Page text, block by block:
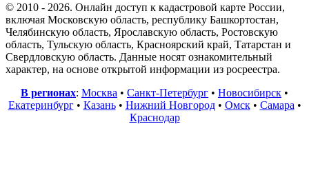
© 2010 - 2026. Онлайн доступ к кадастровой карте России,
включая Московскую область, республику Башкортостан,
Челябинскую область, Ярославскую область, Ростовскую
область, Тульскую область, Красноярский край, Татарстан и
Свердловскую область. Данные носят ознакомительный
характер, на основе открытой информации из росреестра.
В регионах: Москва • Санкт-Петербург • Новосибирск •
Екатеринбург• Казань• Нижний Новгород• Омск• Самара •
Краснодар